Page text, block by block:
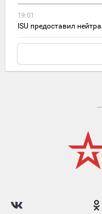
19:01
ISU предоставил
Тело российской